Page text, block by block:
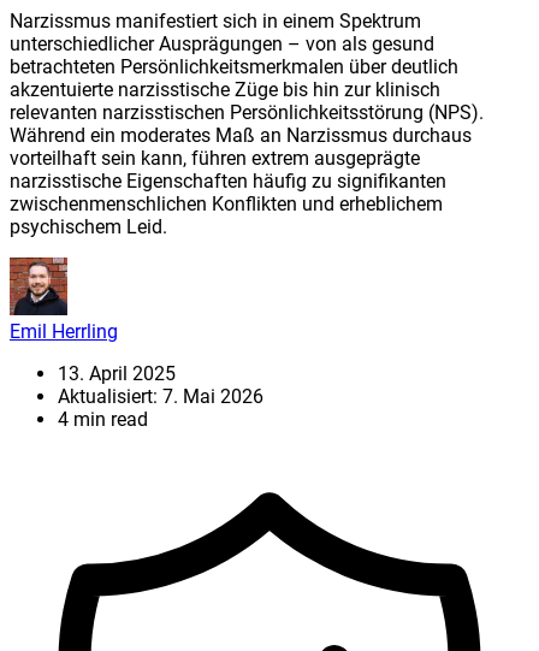
Narzissmus manifestiert sich in einem Spektrum
unterschiedlicher Ausprägungen – von als gesund
betrachteten Persönlichkeitsmerkmalen über deutlich
akzentuierte narzisstische Züge bis hin zur klinisch
relevanten narzisstischen Persönlichkeitsstörung (NPS).
Während ein moderates Maß an Narzissmus durchaus
vorteilhaft sein kann, führen extrem ausgeprägte
narzisstische Eigenschaften häufig zu signifikanten
zwischenmenschlichen Konflikten und erheblichem
psychischem Leid.
Emil Herrling
13. April 2025
Aktualisiert: 7. Mai 2026
4 min read